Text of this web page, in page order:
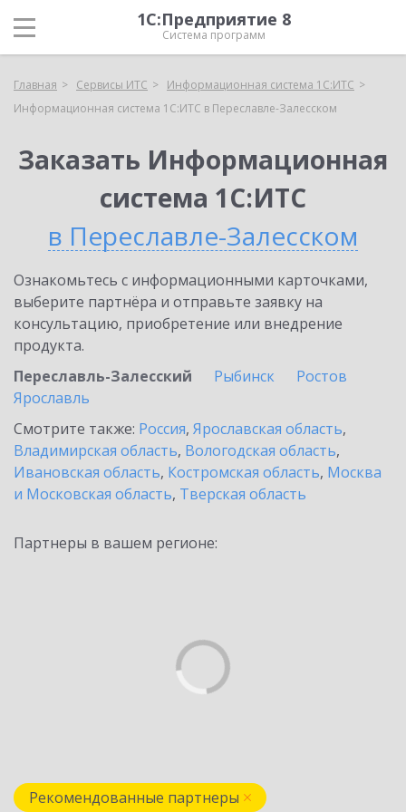
1С:Предприятие 8
Система программ
Главная Сервисы ИТС
Информационная система 1С:ИТС
Информационная система 1С:ИТС в Переславле-Залесском
Заказать Информационная
система 1С:ИТС
в Переславле-Залесском
Ознакомьтесь с информационными карточками,
выберите партнёра и отправьте заявку на
консультацию, приобретение или внедрение
продукта.
Переславль-Залесский
Рыбинск
Ростов
Ярославль
Смотрите также: Россия, Ярославская область,
Владимирская область, Вологодская область,
Ивановская область, Костромская область, Москва
и Московская область, Тверская область
Партнеры в вашем регионе:
Рекомендованные партнеры